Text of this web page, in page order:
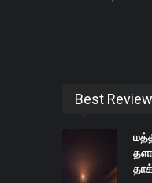
Best